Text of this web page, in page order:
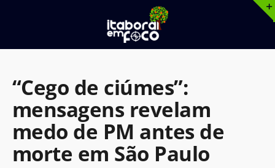
o
“Cego de ciúmes”:
mensagens revelam
medo de PM antes de
morte em São Paulo